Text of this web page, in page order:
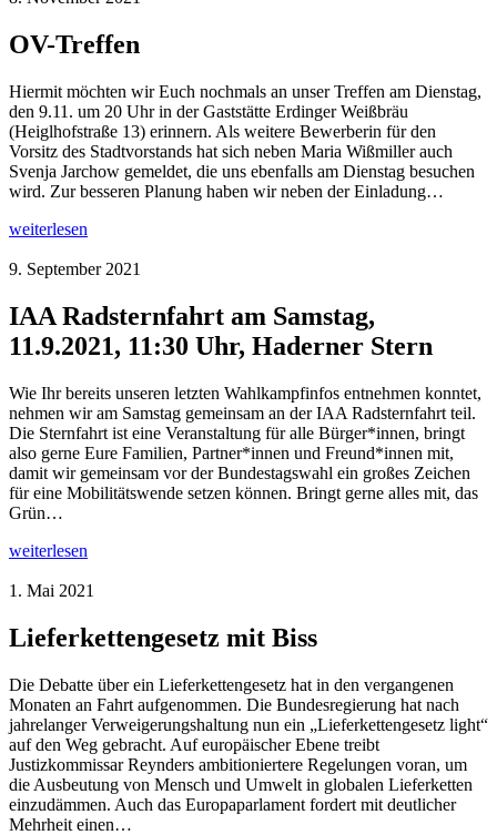
OV-Treffen
Hiermit möchten wir Euch nochmals an unser Treffen am Dienstag,
den 9.11. um 20 Uhr in der Gaststätte Erdinger Weißbräu
(Heiglhofstraße 13) erinnern. Als weitere Bewerberin für den
Vorsitz des Stadtvorstands hat sich neben Maria Wißmiller auch
Svenja Jarchow gemeldet, die uns ebenfalls am Dienstag besuchen
wird. Zur besseren Planung haben wir neben der Einladung…
weiterlesen
9. September 2021
IAA Radsternfahrt am Samstag,
11.9.2021, 11:30 Uhr, Haderner Stern
Wie Ihr bereits unseren letzten Wahlkampfinfos entnehmen konntet,
nehmen wir am Samstag gemeinsam an der IAA Radsternfahrt teil.
Die Sternfahrt ist eine Veranstaltung für alle Bürger*innen, bringt
also gerne Eure Familien, Partner*innen und Freund*innen mit,
damit wir gemeinsam vor der Bundestagswahl ein großes Zeichen
für eine Mobilitätswende setzen können. Bringt gerne alles mit, das
Grün…
weiterlesen
1. Mai 2021
Lieferkettengesetz mit Biss
Die Debatte über ein Lieferkettengesetz hat in den vergangenen
Monaten an Fahrt aufgenommen. Die Bundesregierung hat nach
jahrelanger Verweigerungshaltung nun ein „Lieferkettengesetz light“
auf den Weg gebracht. Auf europäischer Ebene treibt
Justizkommissar Reynders ambitioniertere Regelungen voran, um
die Ausbeutung von Mensch und Umwelt in globalen Lieferketten
einzudämmen. Auch das Europaparlament fordert mit deutlicher
Mehrheit einen…